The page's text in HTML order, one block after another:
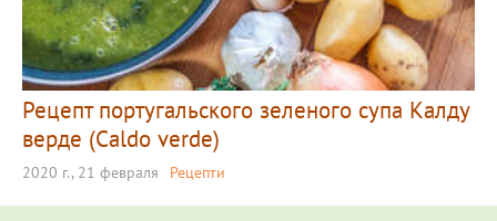
Рецепт португальского зеленого супа Калду
верде (Caldo verde)
2020 г., 21 февраля Рецепти